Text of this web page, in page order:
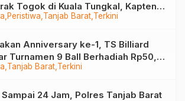
Peristiwa Tanjab Barat Terkini
Togok di Kuala Tungkal, Kapten
Hilang
Tanjab Barat Terkini
Anniversary ke-1, TS Billiard
Turnamen 9 Ball Berhadiah Rp50,8
Sampai 24 Jam, Polres Tanjab Barat